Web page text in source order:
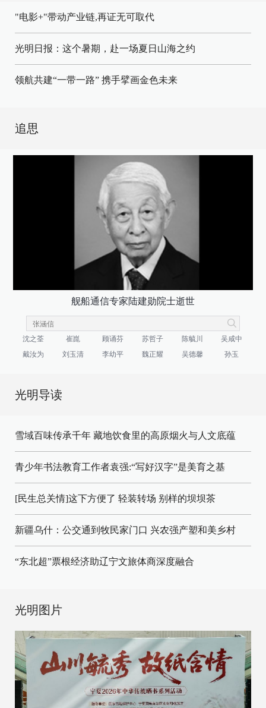
"电影+"带动产业链,再证无可取代
光明日报：这个暑期，赴一场夏日山海之约
领航共建“一带一路” 携手擘画金色未来
追思
舰船通信专家陆建勋院士逝世
沈之荃 崔崑 顾诵芬 苏哲子 陈毓川
吴咸中
戴汝为
刘玉清 李幼平 魏正耀 吴德馨 孙玉
光明导读
雪域百味传承千年 藏地饮食里的高原烟火与人文底蕴
青少年书法教育工作者袁强:“写好汉字”是美育之基
[民生总关情]这下方便了 轻装转场 别样的坝坝茶
新疆乌什：公交通到牧民家门口 兴农强产塑和美乡村
“东北超”票根经济助辽宁文旅体商深度融合
光明图片